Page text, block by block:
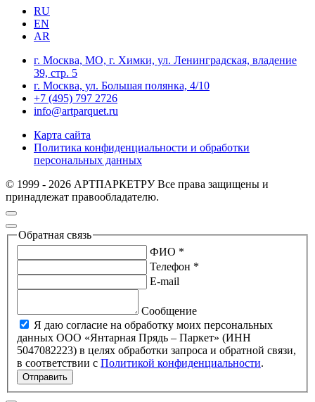
RU
EN
AR
г. Москва, МО, г. Химки, ул. Ленинградская, владение
39, стр. 5
г. Москва, ул. Большая полянка, 4/10
+7 (495) 797 2726
info@artparquet.ru
Карта сайта
Политика конфиденциальности и обработки
персональных данных
© 1999 - 2026 АРТПАРКЕТРУ Все права защищены и
принадлежат правообладателю.
Обратная связь
ФИО *
Телефон *
E-mail
Сообщение
Я даю согласие на обработку моих персональных
данных ООО «Янтарная Прядь – Паркет» (ИНН
5047082223) в целях обработки запроса и обратной связи,
в соответствии с Политикой конфиденциальности.
Отправить